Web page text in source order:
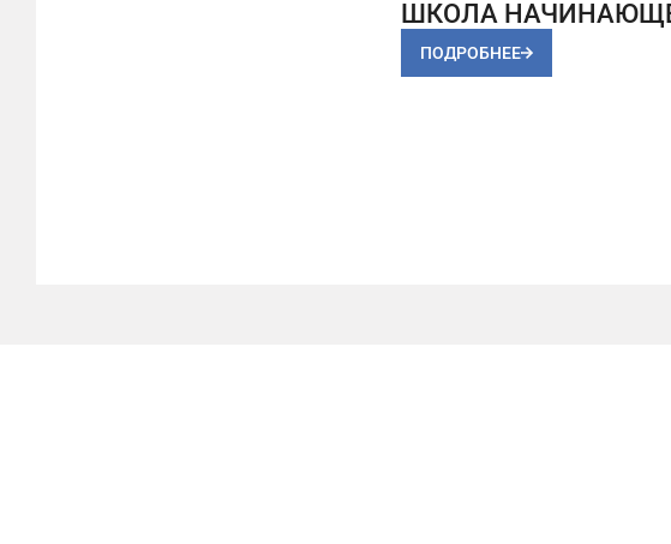
ШКОЛА
ПОДРОБНЕЕ